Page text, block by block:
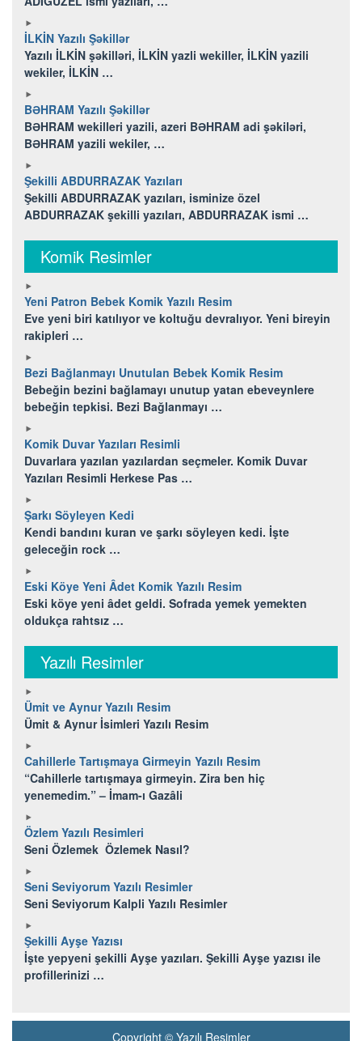
İLKİN Yazılı Şəkillər
Yazılı İLKİN şəkilləri, İLKİN yazli wekiller, İLKİN yazili
wekiler, İLKİN …
BƏHRAM Yazılı Şəkillər
BƏHRAM wekilleri yazili, azeri BƏHRAM adi şəkiləri,
BƏHRAM yazili wekiler, …
Şekilli ABDURRAZAK Yazıları
Şekilli ABDURRAZAK yazıları, isminize özel
ABDURRAZAK şekilli yazıları, ABDURRAZAK ismi …
Komik Resimler
Yeni Patron Bebek Komik Yazılı Resim
Eve yeni biri katılıyor ve koltuğu devralıyor. Yeni bireyin
rakipleri …
Bezi Bağlanmayı Unutulan Bebek Komik Resim
Bebeğin bezini bağlamayı unutup yatan ebeveynlere
bebeğin tepkisi. Bezi Bağlanmayı …
Komik Duvar Yazıları Resimli
Duvarlara yazılan yazılardan seçmeler. Komik Duvar
Yazıları Resimli Herkese Pas …
Şarkı Söyleyen Kedi
Kendi bandını kuran ve şarkı söyleyen kedi. İşte
geleceğin rock …
Eski Köye Yeni Âdet Komik Yazılı Resim
Eski köye yeni âdet geldi. Sofrada yemek yemekten
oldukça rahtsız …
Yazılı Resimler
Ümit ve Aynur Yazılı Resim
Ümit & Aynur İsimleri Yazılı Resim
Cahillerle Tartışmaya Girmeyin Yazılı Resim
“Cahillerle tartışmaya girmeyin. Zira ben hiç
yenemedim.” – İmam-ı Gazâli
Özlem Yazılı Resimleri
Seni Özlemek Özlemek Nasıl?
Seni Seviyorum Yazılı Resimler
Seni Seviyorum Kalpli Yazılı Resimler
Şekilli Ayşe Yazısı
İşte yepyeni şekilli Ayşe yazıları. Şekilli Ayşe yazısı ile
profillerinizi …
Copyright © Yazılı Resimler